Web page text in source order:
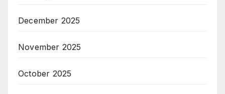
December 2025
November 2025
October 2025